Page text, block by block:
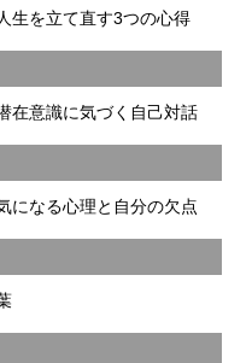
生を立て直す3つの心得
在意識に気づく自己対話
になる心理と自分の欠点